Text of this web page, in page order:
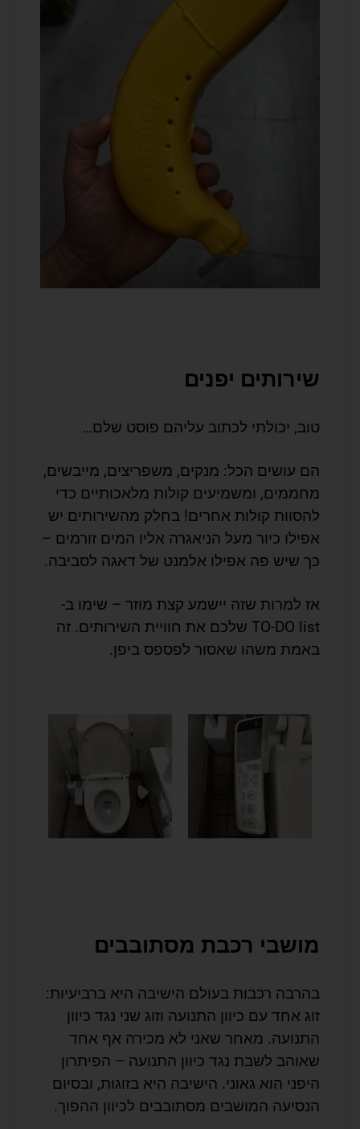
שירותים יפנים
טוב, יכולתי לכתוב עליהם פוסט שלם…
הם עושים הכל: מנקים, משפריצים, מייבשים,
מחממים, ומשמיעים קולות מלאכותיים כדי
להסוות קולות אחרים! בחלק מהשירותים יש
אפילו כיור מעל הניאגרה אליו המים זורמים –
כך שיש פה אפילו אלמנט של דאגה לסביבה.
אז למרות שזה יישמע קצת מוזר – שימו ב-
TO-DO list שלכם את חוויית השירותים. זה
באמת משהו שאסור לפספס ביפן.
מושבי רכבת מסתובבים
בהרבה רכבות בעולם הישיבה היא ברביעיות:
זוג אחד עם כיוון התנועה וזוג שני נגד כיוון
התנועה. מאחר שאני לא מכירה אף אחד
שאוהב לשבת נגד כיוון התנועה – הפיתרון
היפני הוא גאוני. הישיבה היא בזוגות, ובסיום
הנסיעה המושבים מסתובבים לכיוון ההפוך.